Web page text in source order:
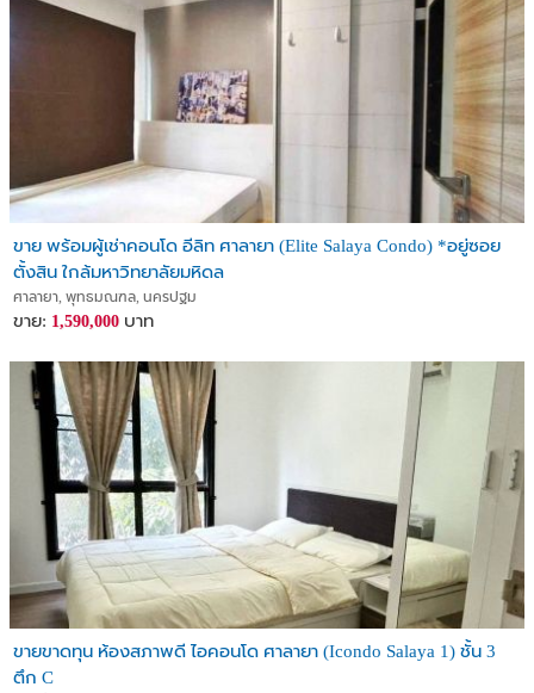
ขาย พร้อมผู้เช่าคอนโด อีลิท ศาลายา (Elite Salaya Condo) *อยู่ซอย
ตั้งสิน ใกล้มหาวิทยาลัยมหิดล
ศาลายา, พุทธมณฑล, นครปฐม
ขาย: 1,590,000 บาท
ขายขาดทุน ห้องสภาพดี ไอคอนโด ศาลายา (Icondo Salaya 1) ชั้น 3
ตึก C